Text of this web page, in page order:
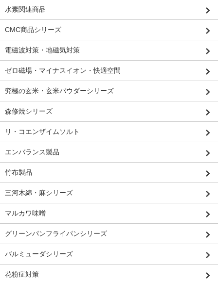
水素関連商品
CMC商品シリーズ
電磁波対策・地磁気対策
ゼロ磁場・マイナスイオン・快適空間
究極の玄米・玄米パウダーシリーズ
森修焼シリーズ
リ・コエンザイムソルト
エンバランス製品
竹布製品
三河木綿・麻シリーズ
マルカワ味噌
グリーンパンフライパンシリーズ
バルミューダシリーズ
花粉症対策